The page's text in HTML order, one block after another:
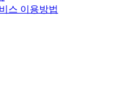
스 이용방법